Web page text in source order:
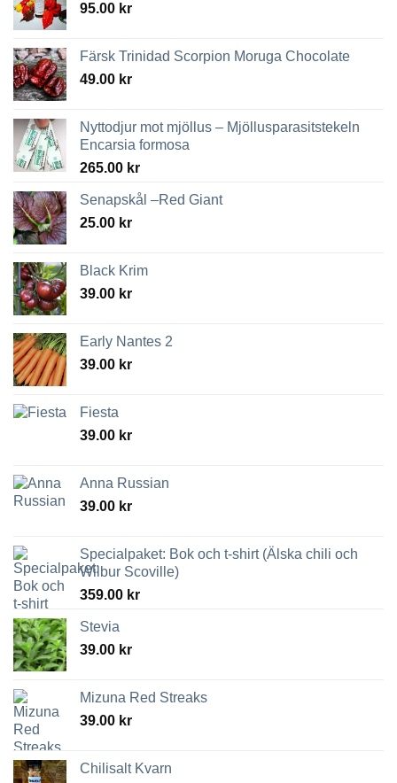
95.00 kr
Färsk Trinidad Scorpion Moruga Chocolate
49.00 kr
Nyttodjur mot mjöllus – Mjöllusparasitstekeln
Encarsia formosa
265.00 kr
Senapskål –Red Giant
25.00 kr
Black Krim
39.00 kr
Early Nantes 2
39.00 kr
Fiesta
39.00 kr
Anna Russian
39.00 kr
Specialpaket: Bok och t-shirt (Älska chili och
Wilbur Scoville)
359.00 kr
Stevia
39.00 kr
Mizuna Red Streaks
39.00 kr
Chilisalt Kvarn